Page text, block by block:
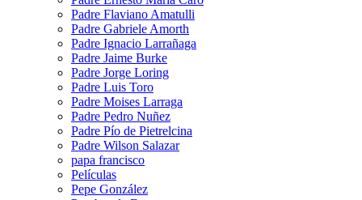
Padre Flaviano Amatulli
Padre Gabriele Amorth
Padre Ignacio Larrañaga
Padre Jaime Burke
Padre Jorge Loring
Padre Luis Toro
Padre Moises Larraga
Padre Pedro Nuñez
Padre Pío de Pietrelcina
Padre Wilson Salazar
papa francisco
Películas
Pepe González